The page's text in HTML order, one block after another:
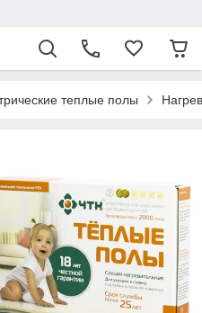
теплые полы